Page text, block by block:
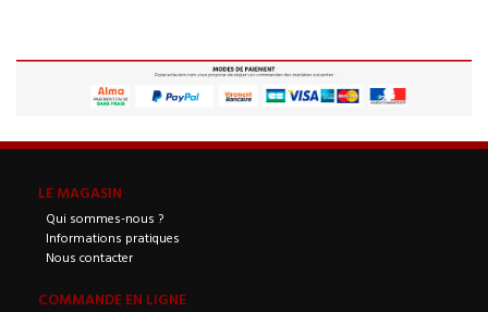
LE MAGASIN
Qui sommes-nous ?
Informations pratiques
Nous contacter
COMMANDE EN LIGNE